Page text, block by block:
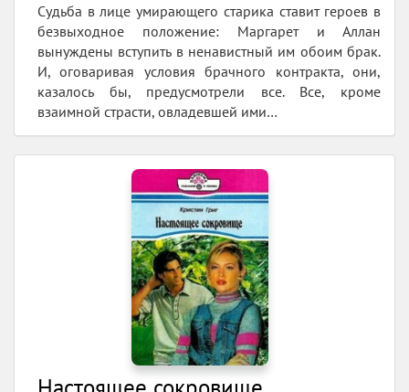
Судьба в лице умирающего старика ставит героев в
безвыходное положение: Маргарет и Аллан
вынуждены вступить в ненавистный им обоим брак.
И, оговаривая условия брачного контракта, они,
казалось бы, предусмотрели все. Все, кроме
взаимной страсти, овладевшей ими…